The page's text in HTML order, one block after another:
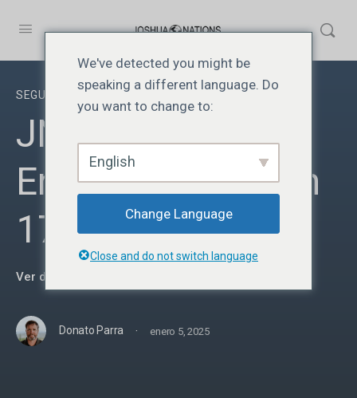
SEGUNDO AÑO
JN217 | Identidad
En Cristo | Lección
17
Ver detalles del curso
Donato Parra · enero 5, 2025
We've detected you might be
speaking a different language. Do
you want to change to:
English
Change Language
Close and do not switch language